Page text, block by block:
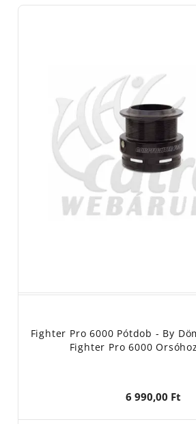
Fighter Pro 6000 Pótdob - By
Fighter Pro 6000
6 990,00 Ft